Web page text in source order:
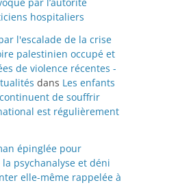
hospitaliers
l'escalade de la crise
palestinien occupé et
de violence récentes -
dans Les enfants
de souffrir
est régulièrement
épinglée pour
psychanalyse et déni
elle-même rappelée à